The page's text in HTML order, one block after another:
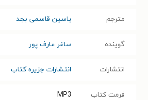
مترجم یاسین قاسمی بجد
گوینده ساغر عارف پور
انتشارات انتشارات جزیره کتاب
فرمت کتاب MP3